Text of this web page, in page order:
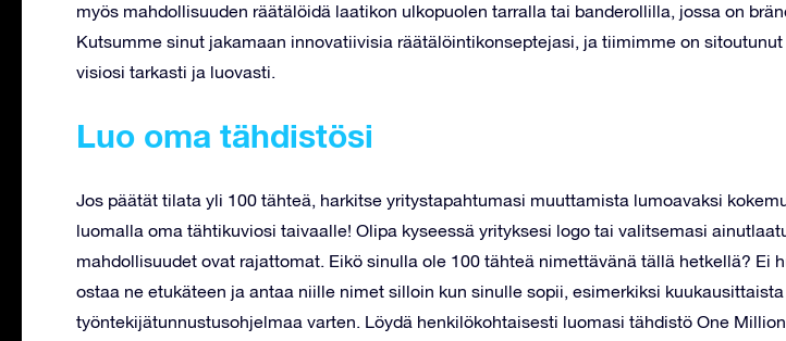
myös mahdollisuuden räätälöidä laatikon ulkopuolen tarralla tai banderollilla, jossa on
Kutsumme sinut jakamaan innovatiivisia räätälöintikonseptejasi, ja tiimimme on
visiosi tarkasti ja luovasti.
Luo oma tähdistösi
Jos päätät tilata yli 100 tähteä, harkitse yritystapahtumasi muuttamista lumoavaksi
luomalla oma tähtikuviosi taivaalle! Olipa kyseessä yrityksesi logo tai valitsemasi
mahdollisuudet ovat rajattomat. Eikö sinulla ole 100 tähteä nimettävänä tällä hetkellä? Ei
ostaa ne etukäteen ja antaa niille nimet silloin kun sinulle sopii, esimerkiksi kuukausittaista
työntekijätunnustusohjelmaa varten. Löydä henkilökohtaisesti luomasi tähdistö One